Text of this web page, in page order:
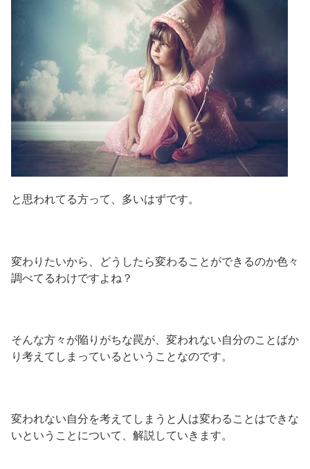
と思われてる方って、多いはずです。
変わりたいから、どうしたら変わることができるのか色々
調べてるわけですよね？
そんな方々が陥りがちな罠が、変われない自分のことばか
り考えてしまっているということなのです。
変われない自分を考えてしまうと人は変わることはできな
いということについて、解説していきます。